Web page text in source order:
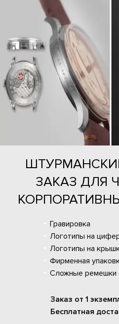
ЗАКАЗ ДЛЯ
Гравировка
Логотипы на
Логотипы на
Фирменная
Сложные ремешки
Заказ от 1
Бесплатная